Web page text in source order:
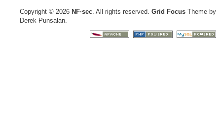
Copyright © 2026 NF·sec. All rights reserved. Grid Focus Theme by
Derek Punsalan.